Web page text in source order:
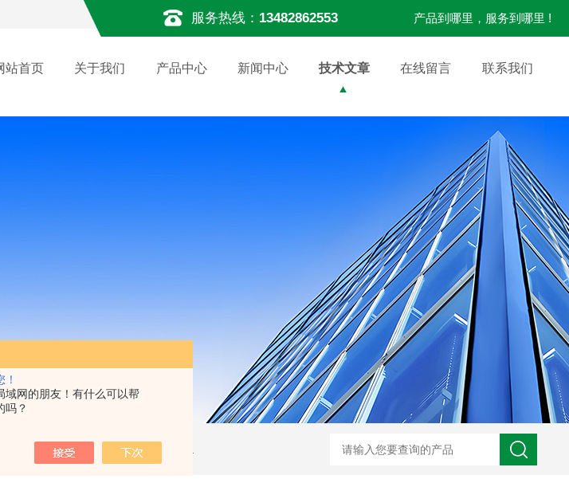
域网的朋友！有什么可以帮
吗？
服务热线： 13482862553 产品到哪里，服务到哪里 !
站首页 关于我们 产品中心 新闻中心 技术文章 在线留言 联系我们
7340 便携式挥发性有机物检测仪 环保新规霍尼韦尔 PGM-7340 VOC 检测仪 德国德尔格 X-am2500 四合一气